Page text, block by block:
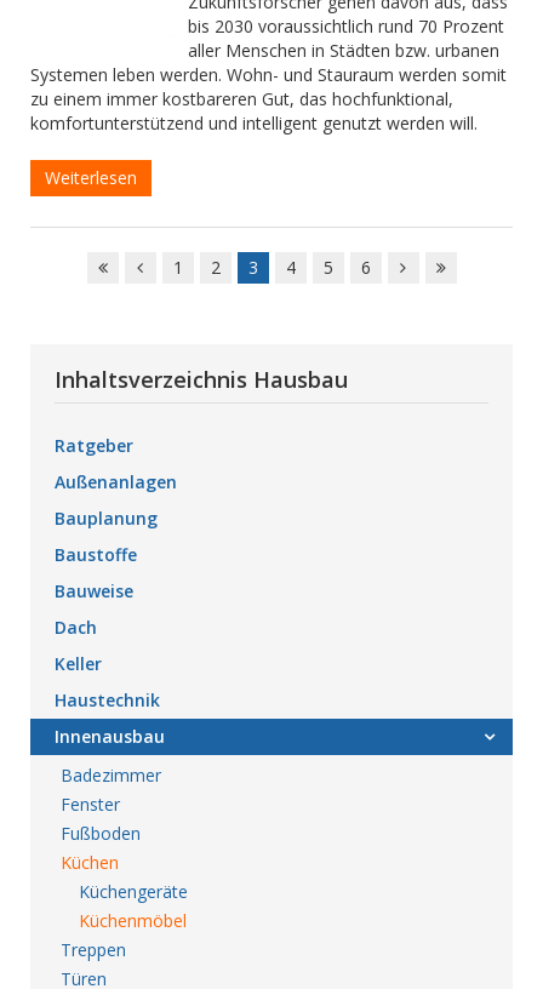
bis 2030 voraussichtlich rund 70 Prozent
aller Menschen in Städten bzw. urbanen
Systemen leben werden. Wohn- und Stauraum werden somit
zu einem immer kostbareren Gut, das hochfunktional,
komfortunterstützend und intelligent genutzt werden will.
Weiterlesen
1 2 3 4 5 6
Inhaltsverzeichnis Hausbau
Ratgeber
Außenanlagen
Bauplanung
Baustoffe
Bauweise
Dach
Keller
Haustechnik
Innenausbau
Badezimmer
Fenster
Fußboden
Küchen
Küchengeräte
Küchenmöbel
Treppen
Türen